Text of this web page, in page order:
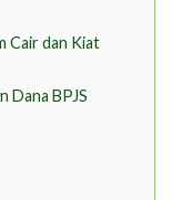
Cair dan Kiat
Dana BPJS